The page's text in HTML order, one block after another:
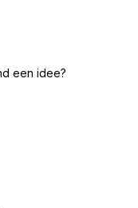
een idee?